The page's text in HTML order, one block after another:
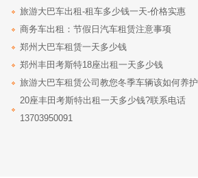
旅游大巴车出租-租车多少钱一天-价格实惠
商务车出租：节假日汽车租赁注意事项
郑州大巴车租赁一天多少钱
郑州丰田考斯特18座出租一天多少钱
旅游大巴车租赁公司教您冬季车辆该如何养护
20座丰田考斯特出租一天多少钱?联系电话
13703950091